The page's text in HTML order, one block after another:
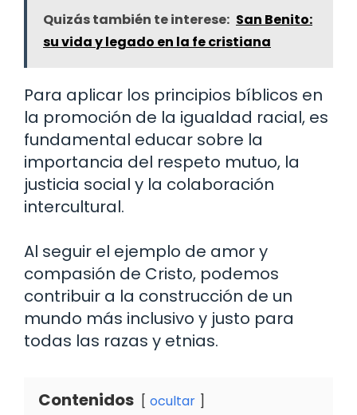
Quizás también te interese: San Benito:
su vida y legado en la fe cristiana
Para aplicar los principios bíblicos en
la promoción de la igualdad racial, es
fundamental educar sobre la
importancia del respeto mutuo, la
justicia social y la colaboración
intercultural.
Al seguir el ejemplo de amor y
compasión de Cristo, podemos
contribuir a la construcción de un
mundo más inclusivo y justo para
todas las razas y etnias.
Contenidos ocultar